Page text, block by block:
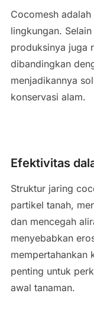
Cocomesh
lingkungan.
produksinya juga
dibandingkan
menjadikannya
konservasi alam.
Efektivitas
Struktur jaring
partikel tanah,
dan mencegah
menyebabkan
mempertahankan
penting untuk
awal tanaman.